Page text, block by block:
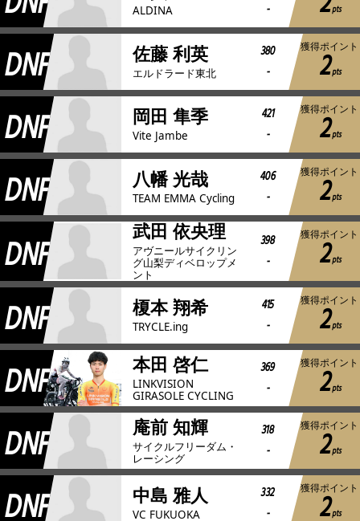
ALDINA - pts
DNF 佐藤 利英
エルドラード東北
380
-
獲得ポイント
2pts
DNF 岡田 隼季
Vite Jambe
421
-
獲得ポイント
2pts
DNF 八幡 光哉
TEAM EMMA Cycling
406
-
獲得ポイント
2pts
DNF 武田 依央理
アヴニールサイクリン
グ山梨ディベロップメ
ント
398
-
獲得ポイント
2pts
DNF 榎本 翔希
TRYCLE.ing
415
-
獲得ポイント
2pts
DNF 本田 啓仁
LINKVISION
GIRASOLE CYCLING
369
-
獲得ポイント
2pts
DNF 庵前 知輝
サイクルフリーダム・
レーシング
318
-
獲得ポイント
2pts
DNF 中島 雅人
VC FUKUOKA
332
-
獲得ポイント
2pts